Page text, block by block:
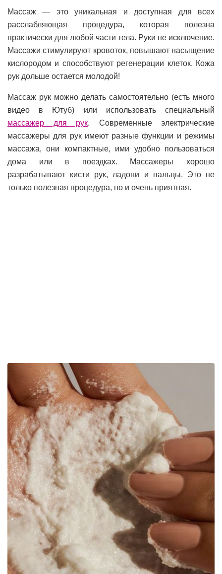
Массаж — это уникальная и доступная для всех
расслабляющая процедура, которая полезна
практически для любой части тела. Руки не исключение.
Массажи стимулируют кровоток, повышают насыщение
кислородом и способствуют регенерации клеток. Кожа
рук дольше остается молодой!
Массаж рук можно делать самостоятельно (есть много
видео в Ютуб) или использовать специальный
массажер для рук. Современные электрические
массажеры для рук имеют разные функции и режимы
массажа, они компактные, ими удобно пользоваться
дома или в поездках. Массажеры хорошо
разрабатывают кисти рук, ладони и пальцы. Это не
только полезная процедура, но и очень приятная.